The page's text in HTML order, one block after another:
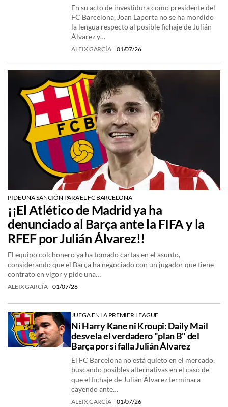
En su acto de investidura como presidente del
FC Barcelona, Joan Laporta no se ha mordido
la lengua respecto al posible fichaje de Julián
Álvarez y…
ALEIX GARCÍA 01/07/26
PIDE UNA SANCIÓN PARA EL FC BARCELONA
¡¡El Atlético de Madrid ya ha
denunciado al Barça ante la FIFA y la
RFEF por Julián Álvarez!!
El equipo colchonero ya ha tomado cartas en el asunto,
considerando que el Barça ha negociado con un jugador que tiene
contrato en vigor y pide una…
ALEIX GARCÍA 01/07/26
JUEGA EN LA PREMIER LEAGUE
Ni Harry Kane ni Kroupi: Daily Mail
desvela el verdadero "plan B" del
Barça por si falla Julián Álvarez
El FC Barcelona no está quieto en el mercado,
buscando posibles alternativas en el caso de
que el fichaje de Julián Álvarez terminara
cayendo ante…
ALEIX GARCÍA 01/07/26